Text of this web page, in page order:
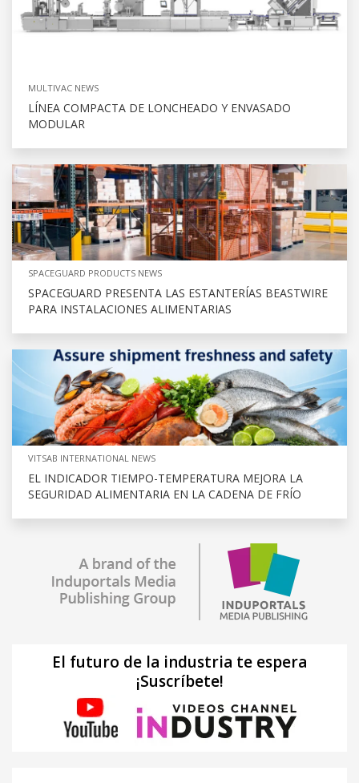
MULTIVAC NEWS
LÍNEA COMPACTA DE LONCHEADO Y ENVASADO
MODULAR
SPACEGUARD PRODUCTS NEWS
SPACEGUARD PRESENTA LAS ESTANTERÍAS BEASTWIRE
PARA INSTALACIONES ALIMENTARIAS
VITSAB INTERNATIONAL NEWS
EL INDICADOR TIEMPO-TEMPERATURA MEJORA LA
SEGURIDAD ALIMENTARIA EN LA CADENA DE FRÍO
El futuro de la industria te espera
¡Suscríbete!